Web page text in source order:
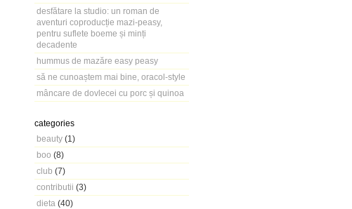
desfătare la studio: un roman de
aventuri coproducție mazi-peasy,
pentru suflete boeme și minți
decadente
hummus de mazăre easy peasy
să ne cunoaștem mai bine, oracol-style
mâncare de dovlecei cu porc și quinoa
categories
beauty (1)
boo (8)
club (7)
contributii (3)
dieta (40)